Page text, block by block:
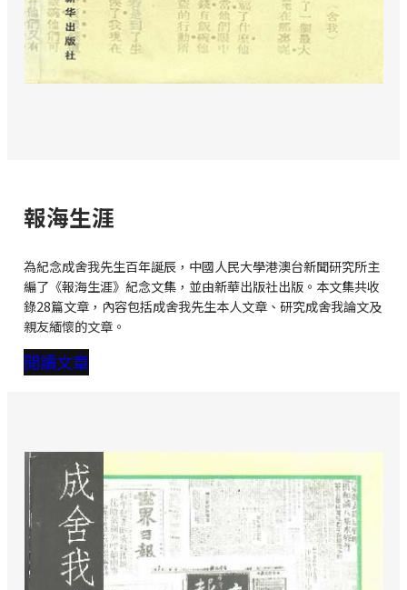
報海生涯
為紀念成舍我先生百年誕辰，中國人民大學港澳台新聞研究所主
編了《報海生涯》紀念文集，並由新華出版社出版。本文集共收
錄28篇文章，內容包括成舍我先生本人文章、研究成舍我論文及
親友緬懷的文章。
閱讀文章